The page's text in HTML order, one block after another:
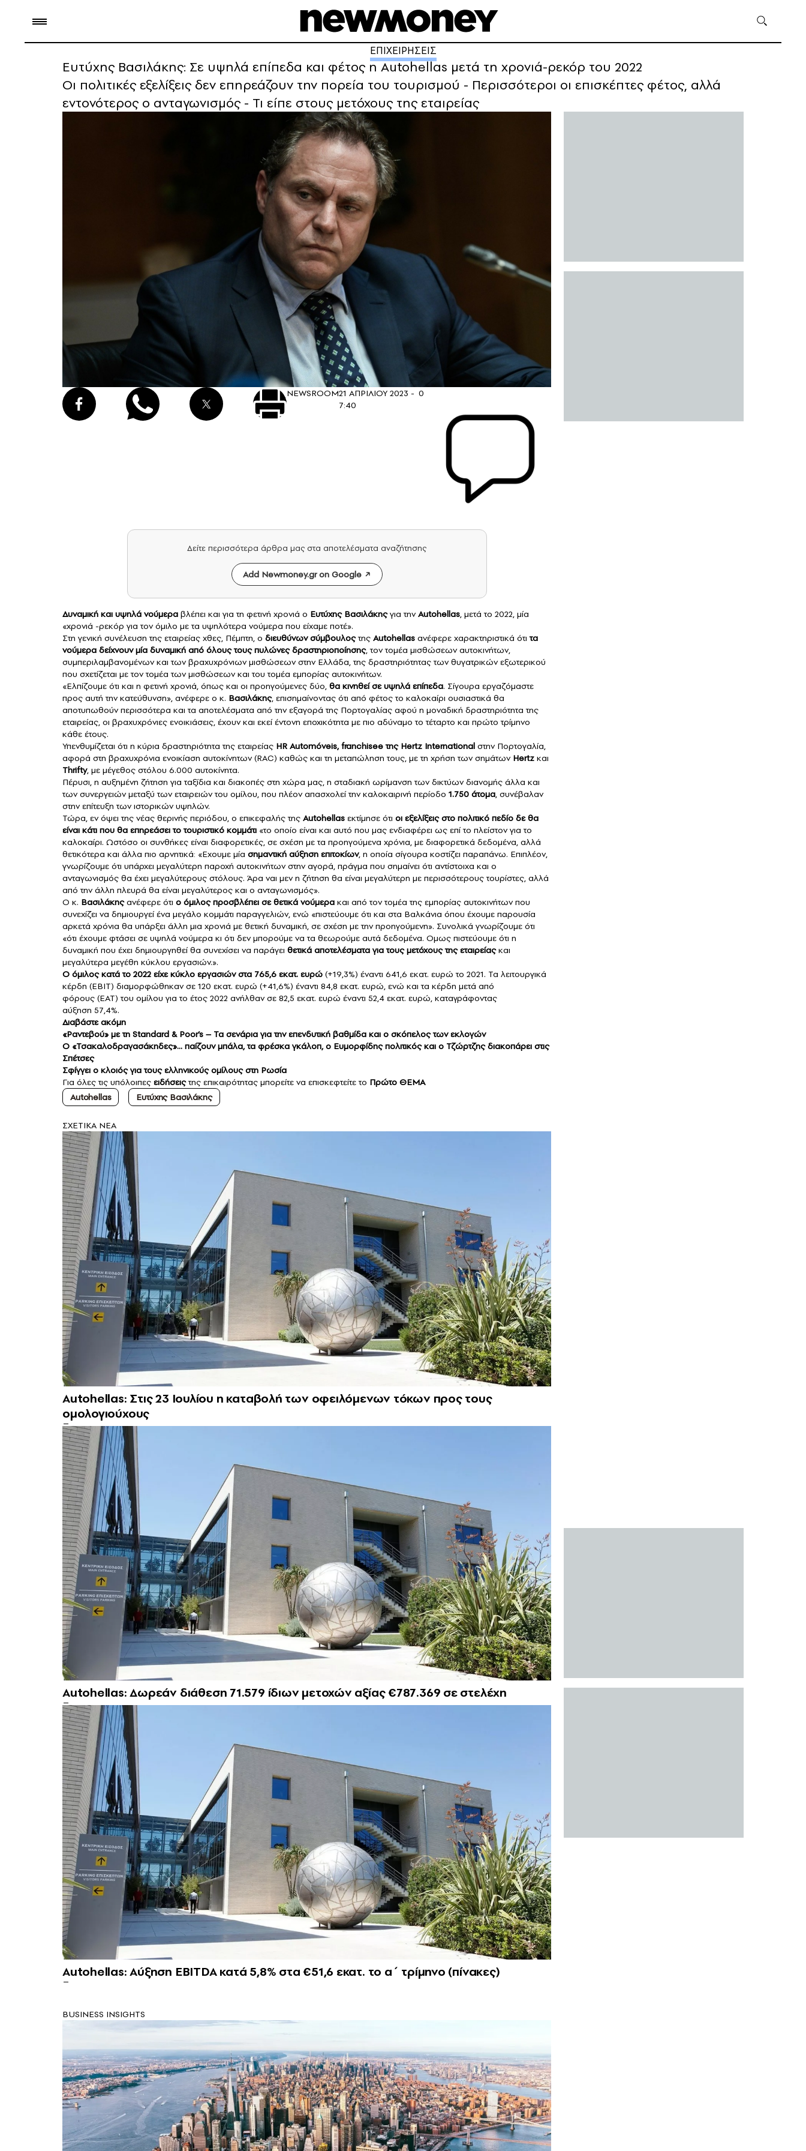
ΕΠΙΧΕΙΡΗΣΕΙΣ
Ευτύχης Βασιλάκης: Σε υψηλά επίπεδα και φέτος η Autohellas μετά τη χρονιά-ρεκόρ του 2022
Οι πολιτικές εξελίξεις δεν επηρεάζουν την πορεία του τουρισμού - Περισσότεροι οι επισκέπτες φέτος, αλλά
εντονότερος ο ανταγωνισμός - Τι είπε στους μετόχους της εταιρείας
NEWSROOM21 ΑΠΡΙΛΙΟΥ 2023 -
7:40
0
Δείτε περισσότερα άρθρα μας στα αποτελέσματα αναζήτησης
Add Newmoney.gr on Google
Δυναμική και υψηλά νούμερα βλέπει και για τη φετινή χρονιά ο Ευτύχης Βασιλάκηςγια τηνAutohellas, μετά το 2022, μία
«χρονιά -ρεκόρ για τον όμιλο με τα υψηλότερα νούμερα που είχαμε ποτέ».
Στη γενική συνέλευση της εταιρείας χθες, Πέμπτη, ο διευθύνων σύμβουλοςτης Autohellas ανέφερε χαρακτηριστικά ότι τα
νούμερα δείχνουν μία δυναμική από όλους τους πυλώνες δραστηριοποίησης, τον τομέα μισθώσεων αυτοκινήτων,
συμπεριλαμβανομένων και των βραχυχρόνιων μισθώσεων στην Ελλάδα, της δραστηριότητας των θυγατρικών εξωτερικού
που σχετίζεται με τον τομέα των μισθώσεων και του τομέα εμπορίας αυτοκινήτων.
«Ελπίζουμε ότι και η φετινή χρονιά, όπως και οι προηγούμενες δύο, θα κινηθεί σε υψηλά επίπεδα. Σίγουρα εργαζόμαστε
προς αυτή την κατεύθυνση», ανέφερε ο κ. Βασιλάκης, επισημαίνοντας ότι από φέτος το καλοκαίρι ουσιαστικά θα
αποτυπωθούν περισσότερα και τα αποτελέσματα από την εξαγορά της Πορτογαλίας αφού η μοναδική δραστηριότητα της
εταιρείας, οι βραχυχρόνιες ενοικιάσεις, έχουν και εκεί έντονη εποχικότητα με πιο αδύναμο το τέταρτο και πρώτο τρίμηνο
κάθε έτους.
Υπενθυμίζεται ότι η κύρια δραστηριότητα της εταιρείας HR Automóveis, franchisee της Hertz International στην Πορτογαλία,
αφορά στη βραχυχρόνια ενοικίαση αυτοκίνητων (RAC) καθώς και τη μεταπώληση τους, με τη χρήση των σημάτων Hertz και
Thrifty, με μέγεθος στόλου 6.000 αυτοκίνητα.
Πέρυσι, η αυξημένη ζήτηση για ταξίδια και διακοπές στη χώρα μας, η σταδιακή ωρίμανση των δικτύων διανομής άλλα και
των συνεργειών μεταξύ των εταιρειών του ομίλου, που πλέον απασχολεί την καλοκαιρινή περίοδο 1.750 άτομα, συνέβαλαν
στην επίτευξη των ιστορικών υψηλών.
Τώρα, εν όψει της νέας θερινής περιόδου, ο επικεφαλής της Autohellas εκτίμησε ότι οι εξελίξεις στο πολιτικό πεδίο δε θα
είναι κάτι που θα επηρεάσει το τουριστικό κομμάτι «το οποίο είναι και αυτό που μας ενδιαφέρει ως επί το πλείστον για το
καλοκαίρι. Ωστόσο οι συνθήκες είναι διαφορετικές, σε σχέση με τα προηγούμενα χρόνια, με διαφορετικά δεδομένα, αλλά
θετικότερα και άλλα πιο αρνητικά: «Εχουμε μία σημαντική αύξηση επιτοκίων, η οποία σίγουρα κοστίζει παραπάνω. Επιπλέον,
γνωρίζουμε ότι υπάρχει μεγαλύτερη παροχή αυτοκινήτων στην αγορά, πράγμα που σημαίνει ότι αντίστοιχα και ο
ανταγωνισμός θα έχει μεγαλύτερους στόλους. Άρα ναι μεν η ζήτηση θα είναι μεγαλύτερη με περισσότερους τουρίστες, αλλά
από την άλλη πλευρά θα είναι μεγαλύτερος και ο ανταγωνισμός».
Ο κ. Βασιλάκηςανέφερε ότι ο όμιλος προσβλέπει σε θετικά νούμερα και από τον τομέα της εμπορίας αυτοκινήτων που
συνεχίζει να δημιουργεί ένα μεγάλο κομμάτι παραγγελιών, ενώ «πιστεύουμε ότι και στα Βαλκάνια όπου έχουμε παρουσία
αρκετά χρόνια θα υπάρξει άλλη μια χρονιά με θετική δυναμική, σε σχέση με την προηγούμενη». Συνολικά γνωρίζουμε ότι
«ότι έχουμε φτάσει σε υψηλά νούμερα κι ότι δεν μπορούμε να τα θεωρούμε αυτά δεδομένα. Ομως πιστεύουμε ότι η
δυναμική που έχει δημιουργηθεί θα συνεχίσει να παράγει θετικά αποτελέσματα για τους μετόχους της εταιρείαςκαι
μεγαλύτερα μεγέθη κύκλου εργασιών.».
Ο όμιλος κατά το 2022 είχε κύκλο εργασιών στα 765,6 εκατ. ευρώ (+19,3%) έναντι 641,6 εκατ. ευρώ το 2021. Τα λειτουργικά
κέρδη (ΕΒΙΤ) διαμορφώθηκαν σε 120 εκατ. ευρώ (+41,6%) έναντι 84,8 εκατ. ευρώ, ενώ και τα κέρδη μετά από
φόρους (ΕΑΤ) του ομίλου για το έτος 2022 ανήλθαν σε 82,5 εκατ. ευρώ έναντι 52,4 εκατ. ευρώ, καταγράφοντας
αύξηση 57,4%.
Διαβάστε ακόμη
«Ραντεβού» με τη Standard & Poor’s – Τα σενάρια για την επενδυτική βαθμίδα και ο σκόπελος των εκλογών
Ο «Τσακαλοδραγασάκηδες»… παίζουν μπάλα, τα φρέσκα γκάλοπ, ο Ευμορφίδης πολιτικός και ο Τζώρτζης διακοπάρει στις
Σπέτσες
Σφίγγει ο κλοιός για τους ελληνικούς ομίλους στη Ρωσία
Για όλες τις υπόλοιπες ειδήσεις της επικαιρότητας μπορείτε να επισκεφτείτε το Πρώτο ΘΕΜΑ
Autohellas
Ευτύχης Βασιλάκης
ΣXETIKA NEA
Autohellas: Στις 23 Ιουλίου η καταβολή των οφειλόμενων τόκων προς τους
ομολογιούχους
Autohellas: Δωρεάν διάθεση 71.579 ίδιων μετοχών αξίας €787.369 σε στελέχη
Autohellas: Αύξηση EBITDA κατά 5,8% στα €51,6 εκατ. το α΄ τρίμηνο (πίνακες)
BUSINESS INSIGHTS